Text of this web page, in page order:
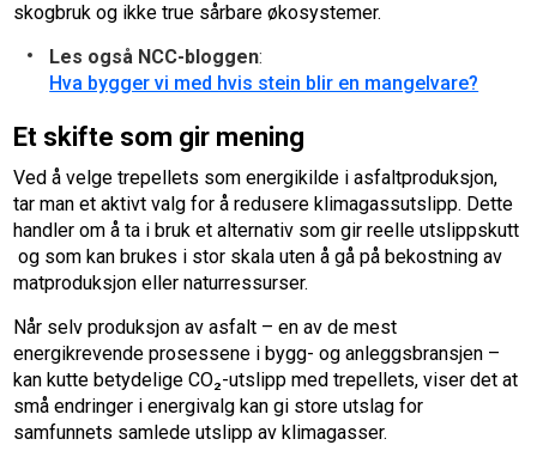
skogbruk og ikke true sårbare økosystemer.
Les også NCC-bloggen:
Hva bygger vi med hvis stein blir en mangelvare?
Et skifte som gir mening
Ved å velge trepellets som energikilde i asfaltproduksjon,
tar man et aktivt valg for å redusere klimagassutslipp. Dette
handler om å ta i bruk et alternativ som gir reelle utslippskutt
og som kan brukes i stor skala uten å gå på bekostning av
matproduksjon eller naturressurser.
Når selv produksjon av asfalt – en av de mest
energikrevende prosessene i bygg- og anleggsbransjen –
kan kutte betydelige CO₂-utslipp med trepellets, viser det at
små endringer i energivalg kan gi store utslag for
samfunnets samlede utslipp av klimagasser.